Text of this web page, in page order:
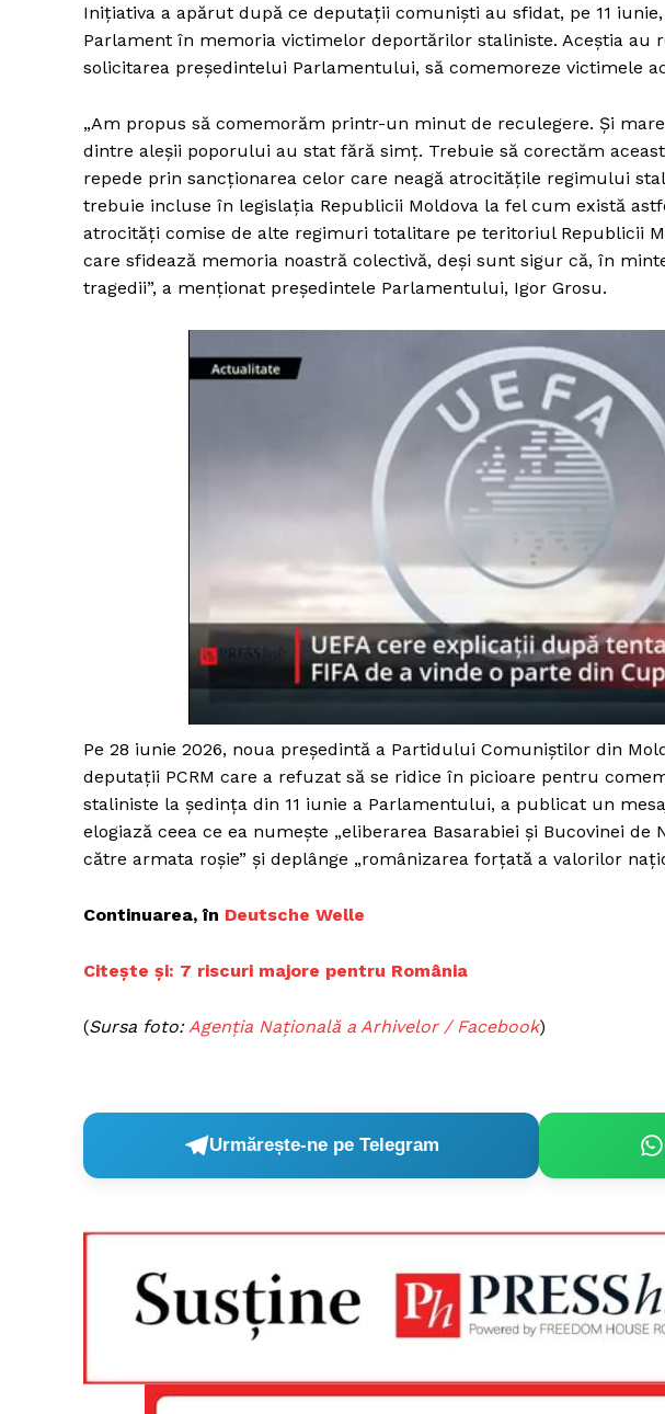
Un proiect
FREEDOM HOUSE
ROMÂNIA
Inițiativa a apărut după ce deputații comuniști au sfidat, pe 11
Parlament în memoria victimelor deportărilor staliniste. Aceștia au
solicitarea președintelui Parlamentului, să comemoreze victimele
„Am propus să comemorăm printr-un minut de reculegere. Și
dintre aleșii poporului au stat fără simț. Trebuie să corectăm
repede prin sancționarea celor care neagă atrocitățile regimului
trebuie incluse în legislația Republicii Moldova la fel cum există
atrocități comise de alte regimuri totalitare pe teritoriul Republicii
care sfidează memoria noastră colectivă, deși sunt sigur că, în
tragedii”, a menționat președintele Parlamentului, Igor Grosu.
Pe 28 iunie 2026, noua președintă a Partidului Comuniștilor din
deputații PCRM care a refuzat să se ridice în picioare pentru
staliniste la ședința din 11 iunie a Parlamentului, a publicat un
elogiază ceea ce ea numește „eliberarea Basarabiei și Bucovinei de
către armata roșie” și deplânge „românizarea forțată a valorilor
Continuarea, în Deutsche Welle
Citește și: 7 riscuri majore pentru România
(Sursa foto: Agenția Națională a Arhivelor / Facebook)
Urmărește-ne pe Telegram